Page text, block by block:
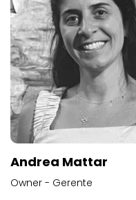
Andrea Mattar
Owner - Gerente